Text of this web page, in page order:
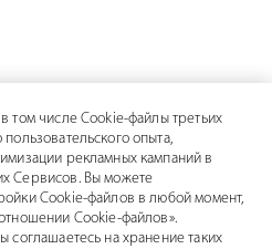
том числе Cookie-файлы третьих
опыта,
рекламных кампаний в
Сервисов. Вы можете
Cookie-файлов в любой момент,
Cookie-файлов».
на хранение таких